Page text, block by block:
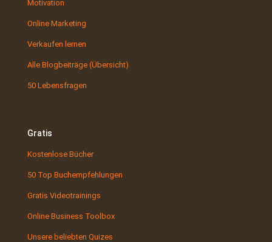
Motivation
Online Marketing
Verkaufen lernen
Alle Blogbeiträge (Übersicht)
50 Lebensfragen
Gratis
Kostenlose Bücher
50 Top Buchempfehlungen
Gratis Videotrainings
Online Business Toolbox
Unsere beliebten Quizes